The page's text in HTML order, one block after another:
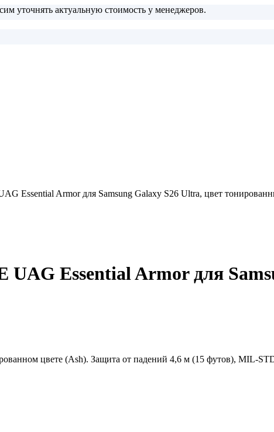
уточнять актуальную стоимость у менеджеров.
Essential Armor для Samsung Galaxy S26 Ultra, цвет
UAG Essential Armor для
цвете (Ash). Защита от падений 4,6 м (15 футов), MIL-